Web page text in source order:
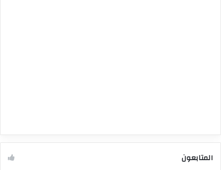
المتابعون